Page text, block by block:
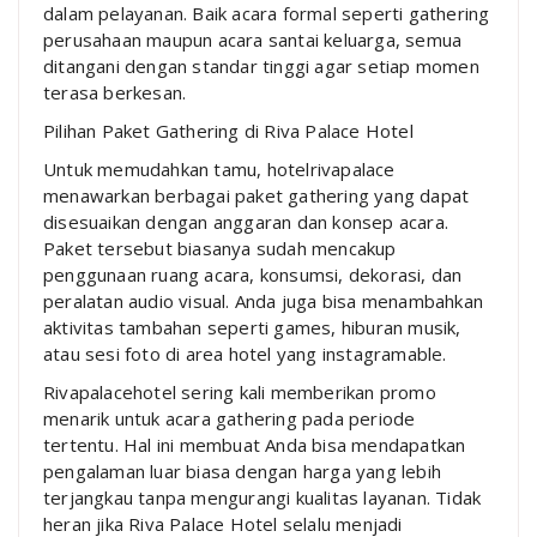
dalam pelayanan. Baik acara formal seperti gathering
perusahaan maupun acara santai keluarga, semua
ditangani dengan standar tinggi agar setiap momen
terasa berkesan.
Pilihan Paket Gathering di Riva Palace Hotel
Untuk memudahkan tamu, hotelrivapalace
menawarkan berbagai paket gathering yang dapat
disesuaikan dengan anggaran dan konsep acara.
Paket tersebut biasanya sudah mencakup
penggunaan ruang acara, konsumsi, dekorasi, dan
peralatan audio visual. Anda juga bisa menambahkan
aktivitas tambahan seperti games, hiburan musik,
atau sesi foto di area hotel yang instagramable.
Rivapalacehotel sering kali memberikan promo
menarik untuk acara gathering pada periode
tertentu. Hal ini membuat Anda bisa mendapatkan
pengalaman luar biasa dengan harga yang lebih
terjangkau tanpa mengurangi kualitas layanan. Tidak
heran jika Riva Palace Hotel selalu menjadi